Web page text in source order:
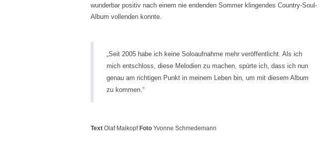
wunderbar positiv nach einem nie endenden Sommer klingendes Country-Soul-
Album vollenden konnte.
„Seit 2005 habe ich keine Soloaufnahme mehr veröffentlicht. Als ich
mich entschloss, diese Melodien zu machen, spürte ich, dass ich nun
genau am richtigen Punkt in meinem Leben bin, um mit diesem Album
zu kommen.“
Text Olaf MaikopfFoto Yvonne Schmedemann